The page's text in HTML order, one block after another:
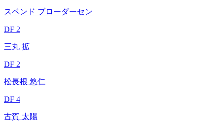
スベンド ブローダーセン
DF 2
三丸 拡
DF 2
松長根 悠仁
DF 4
古賀 太陽